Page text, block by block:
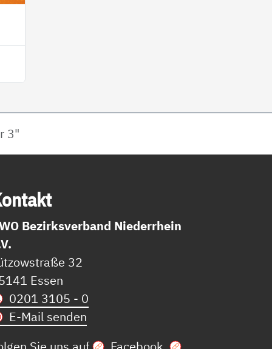
3"
Bezirksverband Niederrhein
32
Essen
0201 3105 - 0
E-Mail senden